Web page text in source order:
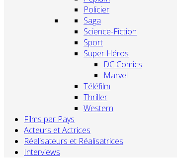
Policier
Saga
Science-Fiction
Sport
Super Héros
DC Comics
Marvel
Téléfilm
Thriller
Western
Films par Pays
Acteurs et Actrices
Réalisateurs et Réalisatrices
Interviews